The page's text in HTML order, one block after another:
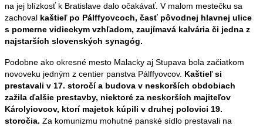
na jej blízkosť k Bratislave dalo očakávať. V malom mestečku sa
zachoval kaštieľ po Pálffyovcoch, časť pôvodnej hlavnej ulice
s pomerne vidieckym vzhľadom, zaujímavá kalvária či jedna z
najstarších slovenských synagóg.
Podobne ako okresné mesto Malacky aj Stupava bola začiatkom
novoveku jedným z centier panstva Pálffyovcov. Kaštieľ si
prestavali v 17. storočí a budova v neskorších obdobiach
zažila ďalšie prestavby, niektoré za neskorších majiteľov
Károlyiovcov, ktorí majetok kúpili v druhej polovici 19.
storočia. Za komunizmu mohutné panské sídlo prestavali na